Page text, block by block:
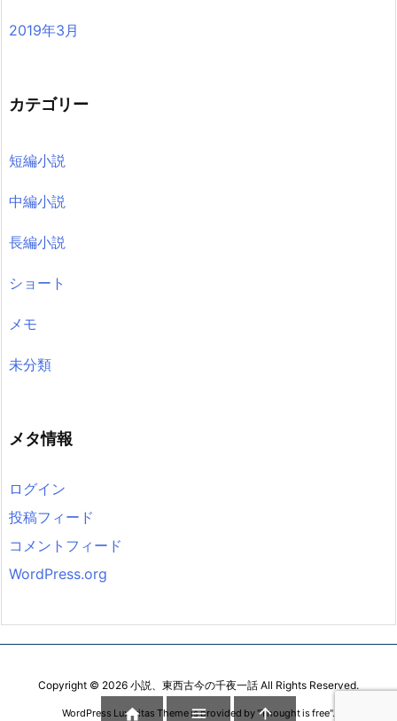
2019年3月
カテゴリー
短編小説
中編小説
長編小説
ショート
メモ
未分類
メタ情報
ログイン
投稿フィード
コメントフィード
WordPress.org
Copyright © 2026 小説、東西古今の千夜一話 All Rights Reserved.
WordPress Luxeritas Theme is provided by "Thought is free".
  